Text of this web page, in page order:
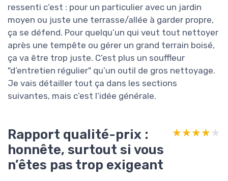
ressenti c’est : pour un particulier avec un jardin
moyen ou juste une terrasse/allée à garder propre,
ça se défend. Pour quelqu’un qui veut tout nettoyer
après une tempête ou gérer un grand terrain boisé,
ça va être trop juste. C’est plus un souffleur
"d’entretien régulier" qu’un outil de gros nettoyage.
Je vais détailler tout ça dans les sections
suivantes, mais c’est l’idée générale.
Rapport qualité-prix :
honnête, surtout si vous
n’êtes pas trop exigeant
★★★★★
★★★★★